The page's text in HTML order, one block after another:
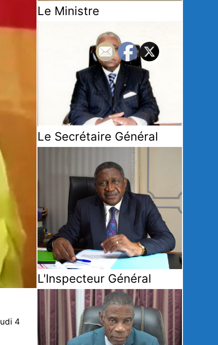
4
Le Ministre
Le Secrétaire Général
L'Inspecteur Général